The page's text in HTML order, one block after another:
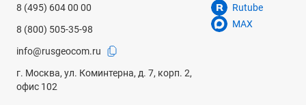
8 (495) 604 00 00
8 (800) 505-35-98
info@rusgeocom.ru
г. Москва, ул. Коминтерна, д. 7, корп. 2,
офис 102
Rutube
MAX